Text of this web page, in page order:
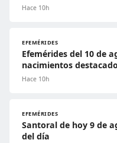
Hace 10h
EFEMÉRIDES
Efemérides del 10 de
nacimientos
Hace 10h
EFEMÉRIDES
Santoral de hoy 9 de
del día